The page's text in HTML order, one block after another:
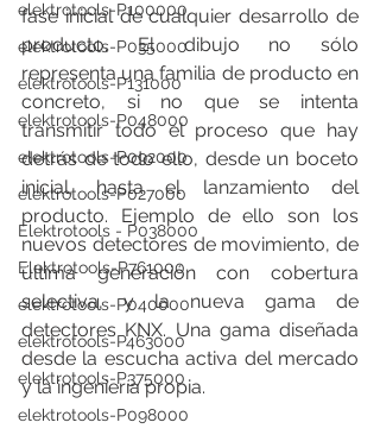
elektrotools-P100000
elektrotools-P035000
elektrotools-P131000
elektrotools-P048000
elektrotools-P092000
elektrotools-P027000
Elektrotools - P038000
Elektrotools-P761000
elektrotools-P040000
elektrotools-P463000
elektrotools-P375000
elektrotools-P098000
fase inicial de cualquier desarrollo de
producto. El dibujo no sólo
representa una familia de producto en
concreto, si no que se intenta
transmitir todo el proceso que hay
detrás de todo ello, desde un boceto
inicial, hasta el lanzamiento del
producto. Ejemplo de ello son los
nuevos detectores de movimiento, de
última generación con cobertura
selectiva, y la nueva gama de
detectores KNX. Una gama diseñada
desde la escucha activa del mercado
y la ingeniería propia.